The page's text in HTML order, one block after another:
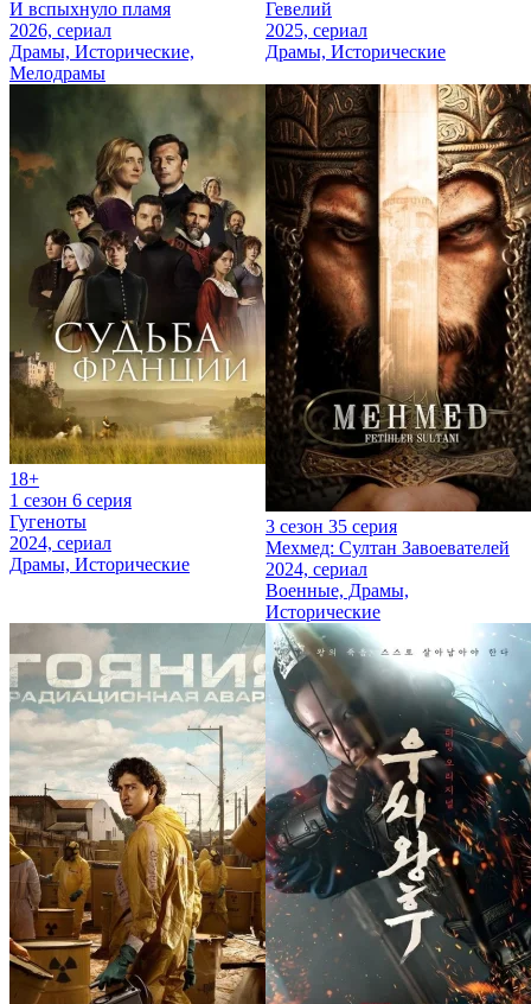
И вспыхнуло пламя
2026, сериал
Драмы, Исторические,
Мелодрамы
Гевелий
2025, сериал
Драмы, Исторические
18+
1 сезон 6 серия
Гугеноты
2024, сериал
Драмы, Исторические
3 сезон 35 серия
Мехмед: Султан Завоевателей
2024, сериал
Военные, Драмы,
Исторические